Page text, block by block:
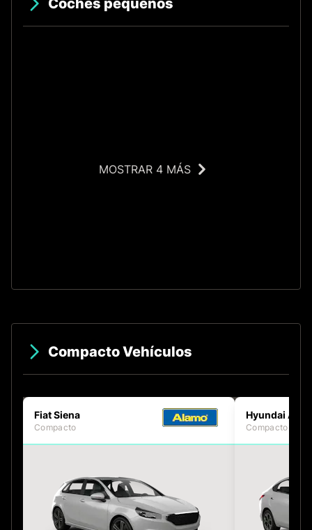
Coches pequeños
MOSTRAR 4 MÁS
Compacto Vehículos
Fiat Siena
Compacto
Hyundai
Compacto